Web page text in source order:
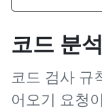
코드 분
코드 검사 규
어오기 요청